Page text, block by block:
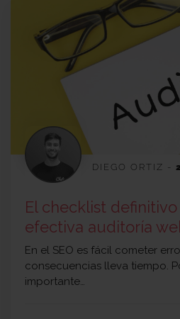
DIEGO ORTIZ -
El checklist
efectiva auditoría
En el SEO es fácil cometer
consecuencias lleva tiempo.
importante…